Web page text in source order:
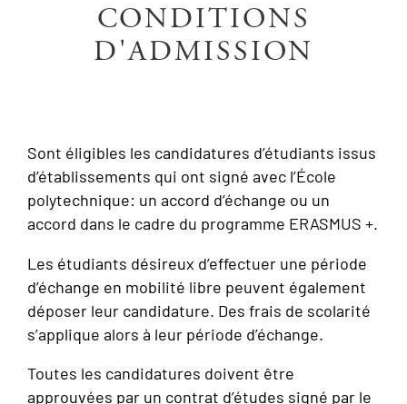
CONDITIONS
D'ADMISSION
Sont éligibles les candidatures d’étudiants issus
d’établissements qui ont signé avec l’École
polytechnique: un accord d’échange ou un
accord dans le cadre du programme ERASMUS +.
Les étudiants désireux d’effectuer une période
d’échange en mobilité libre peuvent également
déposer leur candidature. Des frais de scolarité
s’applique alors à leur période d’échange.
Toutes les candidatures doivent être
approuvées par un contrat d’études signé par le